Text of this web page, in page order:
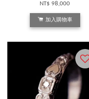
NT$ 98,000
加入購物車